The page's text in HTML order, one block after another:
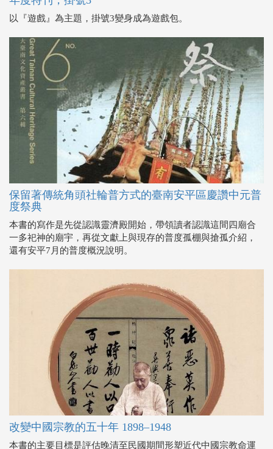
以『遊戲』為主題，掛號3變身成為遊戲包。
保留著傳統角頭社輪普方式的臺南安平區慶讚中元普
度祭典
本書的寫作是先從認識靈濟殿開始，帶領讀者認識這間四廟合
一多祀神的廟宇，再從文獻上與現存的普度孤棚與搶孤介紹，
還有安平7月的普度概況說明。
改變中國宗教的五十年 1898–1948
本書的主要目標是評估晚清至民國期間形塑近代中國宗教命運